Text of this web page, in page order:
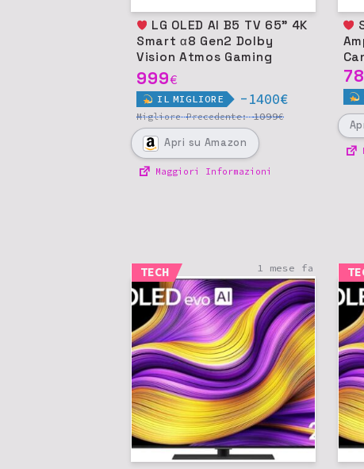
Smart α8 Gen2 Dolby
Vision Atmos Gaming
120Hz
999€
IL MIGLIORE -1400€
MigliorePrecedente:1099€
Apri su Amazon
Maggiori Informazioni
TECH 1 mese fa